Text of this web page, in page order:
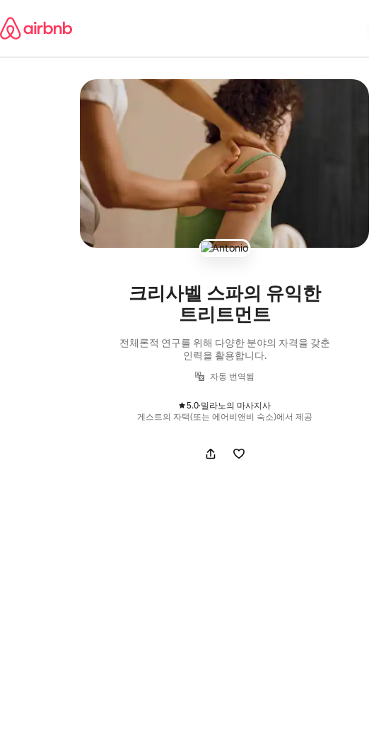
바로가기
크리사벨 스파의 유익한
트리트먼트
전체론적 연구를 위해 다양한 분야의 자격을 갖춘
인력을 활용합니다.
자동 번역됨
5.0
, ·밀라노의 마사지사
게스트의 자택(또는 에어비앤비 숙소)에서 제공
, ·2026년 5월